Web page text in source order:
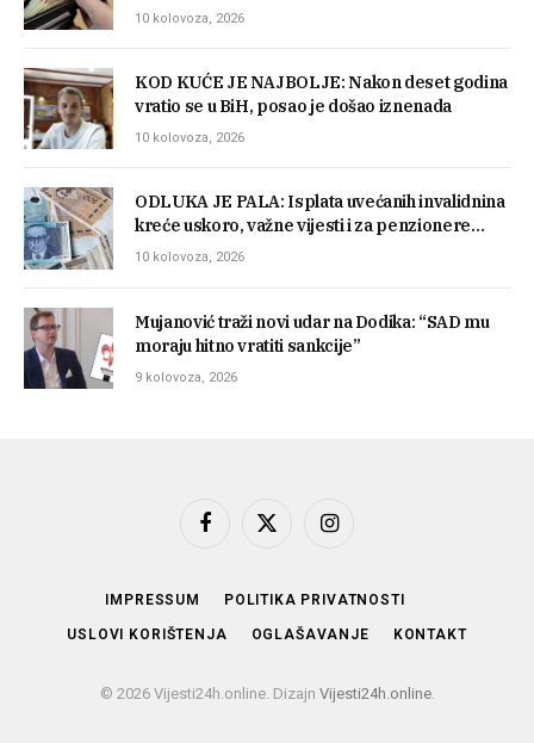
10 kolovoza, 2026
KOD KUĆE JE NAJBOLJE: Nakon deset godina
vratio se u BiH, posao je došao iznenada
10 kolovoza, 2026
ODLUKA JE PALA: Isplata uvećanih invalidnina
kreće uskoro, važne vijesti i za penzionere…
10 kolovoza, 2026
Mujanović traži novi udar na Dodika: “SAD mu
moraju hitno vratiti sankcije”
9 kolovoza, 2026
Facebook
X
Instagram
IMPRESSUM POLITIKA PRIVATNOSTI
USLOVI KORIŠTENJA OGLAŠAVANJE KONTAKT
© 2026 Vijesti24h.online. Dizajn Vijesti24h.online.